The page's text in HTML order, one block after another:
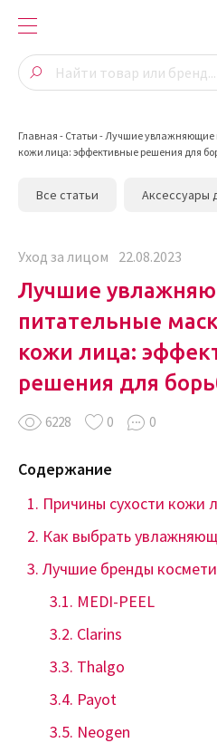
Главная - Статьи -Лучшие увлажняющие
кожи лица: эффективные решения для
Все статьи Аксессуары
Уход за лицом 22.08.2023
6228 0 0
Лучшие
питательные
кожи лица:
решения для
Содержание
Причины сухости кожи
Как выбрать
Лучшие бренды
MEDI-PEEL
Clarins
Thalgo
Payot
Neogen